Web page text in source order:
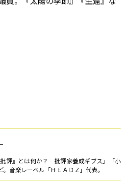
評』とは何か？ 批評家養成ギブス」「小
音楽レーベル「ＨＥＡＤＺ」代表。